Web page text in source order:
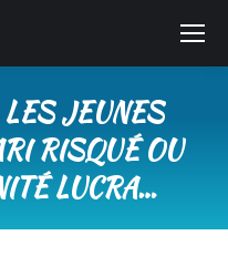
JEUNES
RISQUÉ OU
LUCRA…